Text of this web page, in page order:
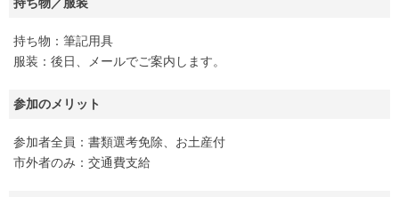
持ち物／服装
持ち物：筆記用具
服装：後日、メールでご案内します。
参加のメリット
参加者全員：書類選考免除、お土産付
市外者のみ：交通費支給